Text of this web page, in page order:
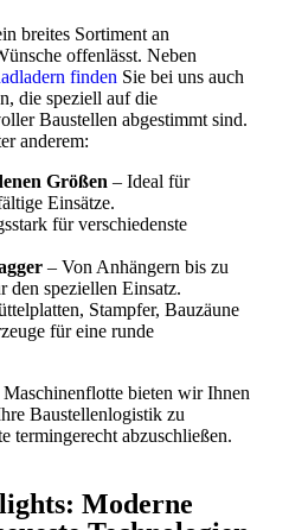
breites Sortiment an
offenlässt. Neben
finden Sie bei uns auch
die speziell auf die
Baustellen abgestimmt sind.
anderem:
Größen – Ideal für
Einsätze.
für verschiedenste
– Von Anhängern bis zu
den speziellen Einsatz.
Stampfer, Bauzäune
für eine runde
bieten wir Ihnen
Baustellenlogistik zu
termingerecht abzuschließen.
Moderne